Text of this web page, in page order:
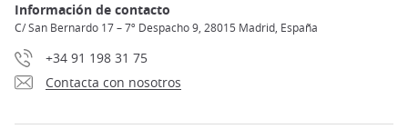
Información de contacto
C/ San Bernardo 17 – 7º Despacho 9, 28015 Madrid, España
+34 91 198 31 75
Contacta con nosotros